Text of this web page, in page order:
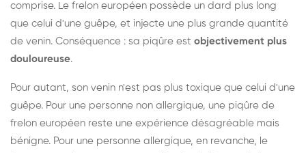
comprise. Le frelon européen possède un dard plus long
que celui d'une guêpe, et injecte une plus grande quantité
de venin. Conséquence : sa piqûre est objectivement plus
douloureuse.
Pour autant, son venin n'est pas plus toxique que celui d'une
guêpe. Pour une personne non allergique, une piqûre de
frelon européen reste une expérience désagréable mais
bénigne. Pour une personne allergique, en revanche, le